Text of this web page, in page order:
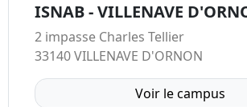
ISNAB - VILLENAVE
2 impasse Charles Tellier
33140 VILLENAVE D'ORNON
Voir le campus